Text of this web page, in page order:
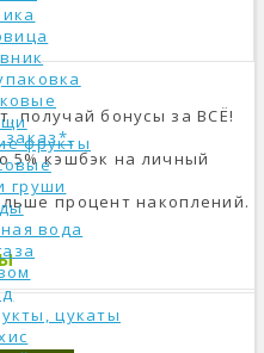
фрукты
груши
вода
цукаты
получай бонусы за ВСЁ!
заказ*.
5% кэшбэк на личный
процент накоплений.